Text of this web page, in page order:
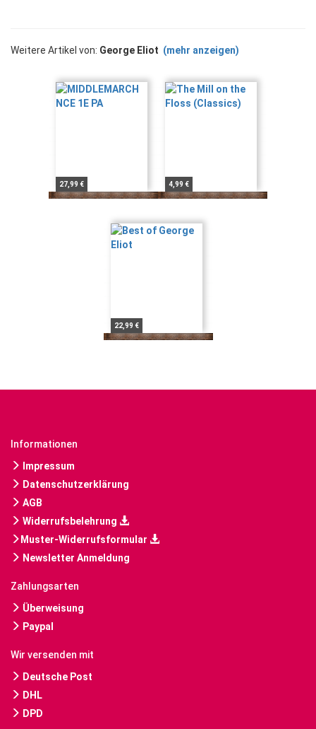
Weitere Artikel von: George Eliot (mehr anzeigen)
27,99 € 4,99 €
22,99 €
Informationen
Impressum
Datenschutzerklärung
AGB
Widerrufsbelehrung
Muster-Widerrufsformular
Newsletter Anmeldung
Zahlungsarten
Überweisung
Paypal
Wir versenden mit
Deutsche Post
DHL
DPD